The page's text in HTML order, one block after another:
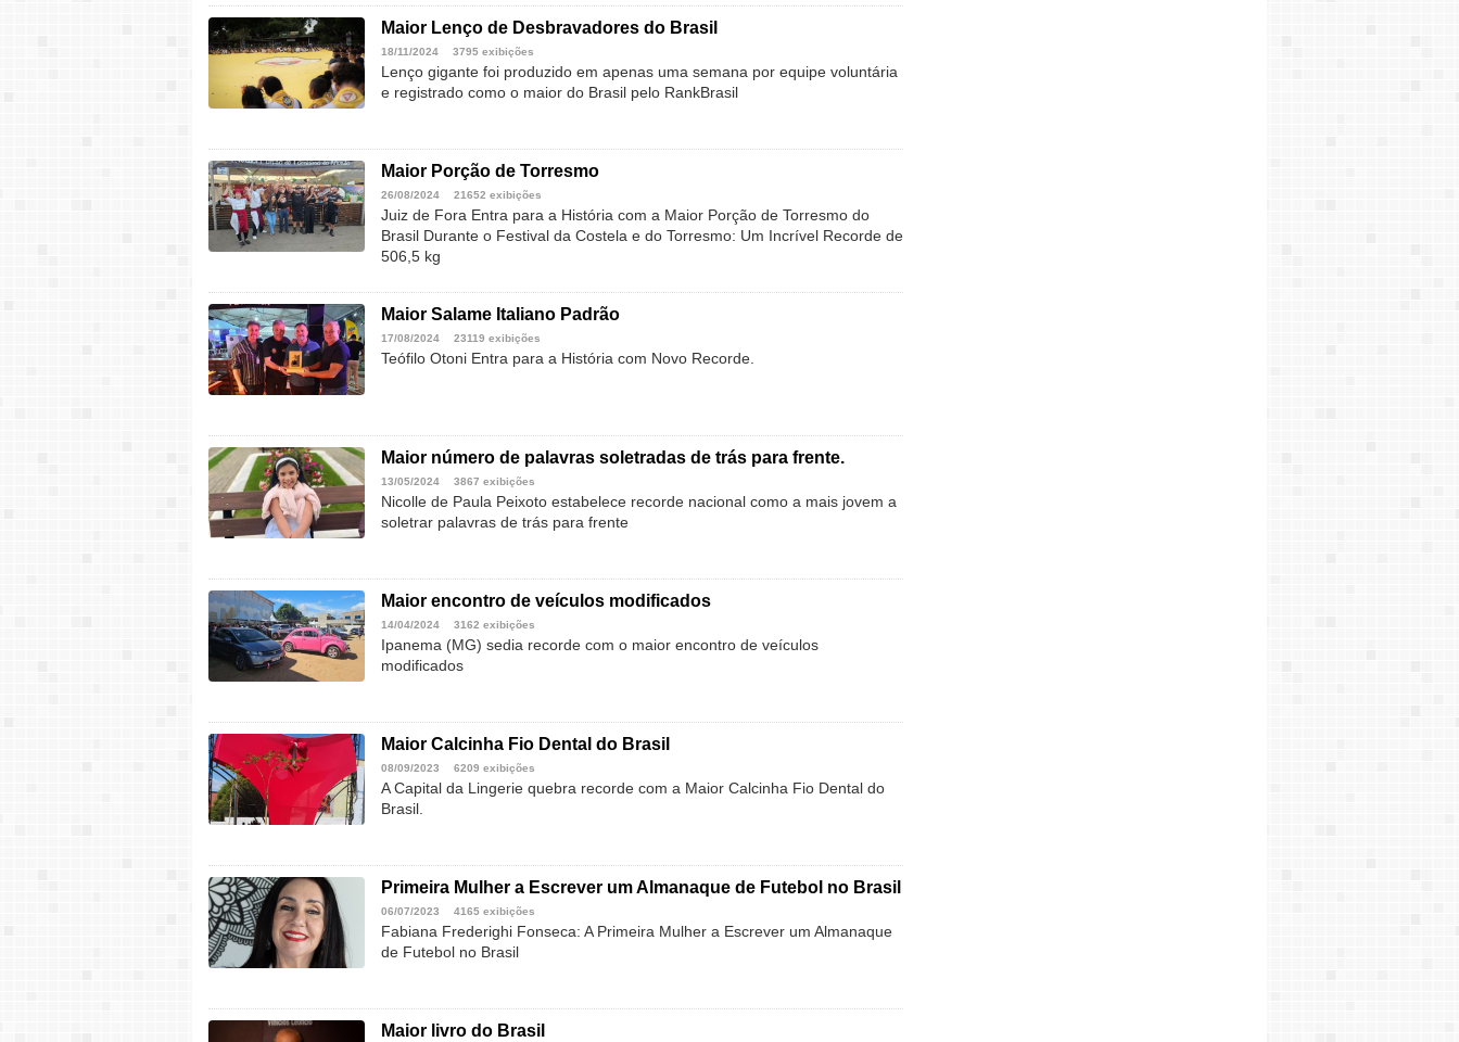
Maior Lenço de Desbravadores do Brasil
18/11/2024 3795 exibições
Lenço gigante foi produzido em apenas uma semana por equipe voluntária
e registrado como o maior do Brasil pelo RankBrasil
Maior Porção de Torresmo
26/08/2024 21652 exibições
Juiz de Fora Entra para a História com a Maior Porção de Torresmo do
Brasil Durante o Festival da Costela e do Torresmo: Um Incrível Recorde de
506,5 kg
Maior Salame Italiano Padrão
17/08/2024 23119 exibições
Teófilo Otoni Entra para a História com Novo Recorde.
Maior número de palavras soletradas de trás para frente.
13/05/2024 3867 exibições
Nicolle de Paula Peixoto estabelece recorde nacional como a mais jovem a
soletrar palavras de trás para frente
Maior encontro de veículos modificados
14/04/2024 3162 exibições
Ipanema (MG) sedia recorde com o maior encontro de veículos
modificados
Maior Calcinha Fio Dental do Brasil
08/09/2023 6209 exibições
A Capital da Lingerie quebra recorde com a Maior Calcinha Fio Dental do
Brasil.
Primeira Mulher a Escrever um Almanaque de Futebol no Brasil
06/07/2023 4165 exibições
Fabiana Frederighi Fonseca: A Primeira Mulher a Escrever um Almanaque
de Futebol no Brasil
Maior livro do Brasil